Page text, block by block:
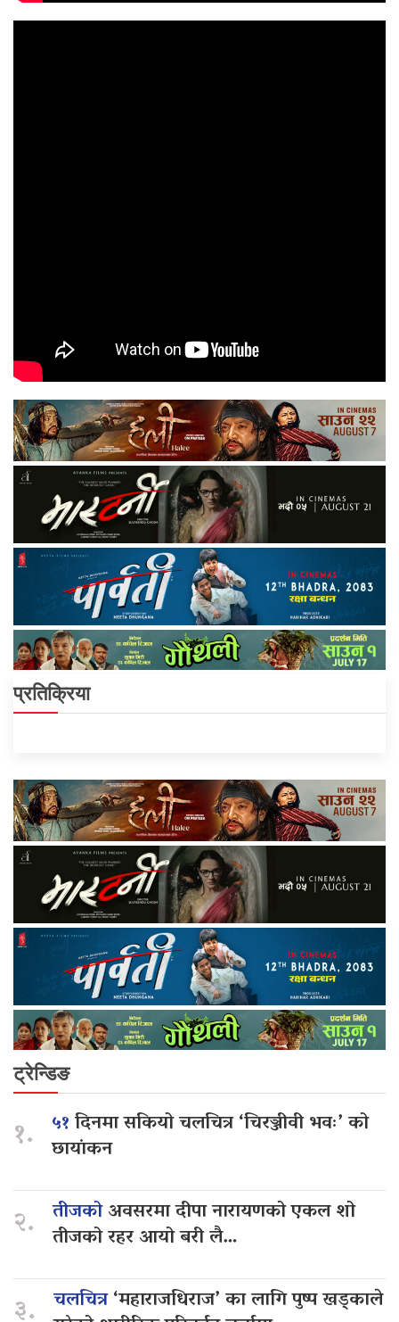
प्रतिक्रिया
ट्रेन्डिङ
१. ५१दिनमा सकियो चलचित्र ‘चिरञ्जीवी भवः’ को
छायांकन
२. तीजकोअवसरमा दीपा नारायणको एकल शो
तीजको रहर आयो बरी लै…
चलचित्र‘महाराजधिराज’ का लागि पुष्प खड्काले